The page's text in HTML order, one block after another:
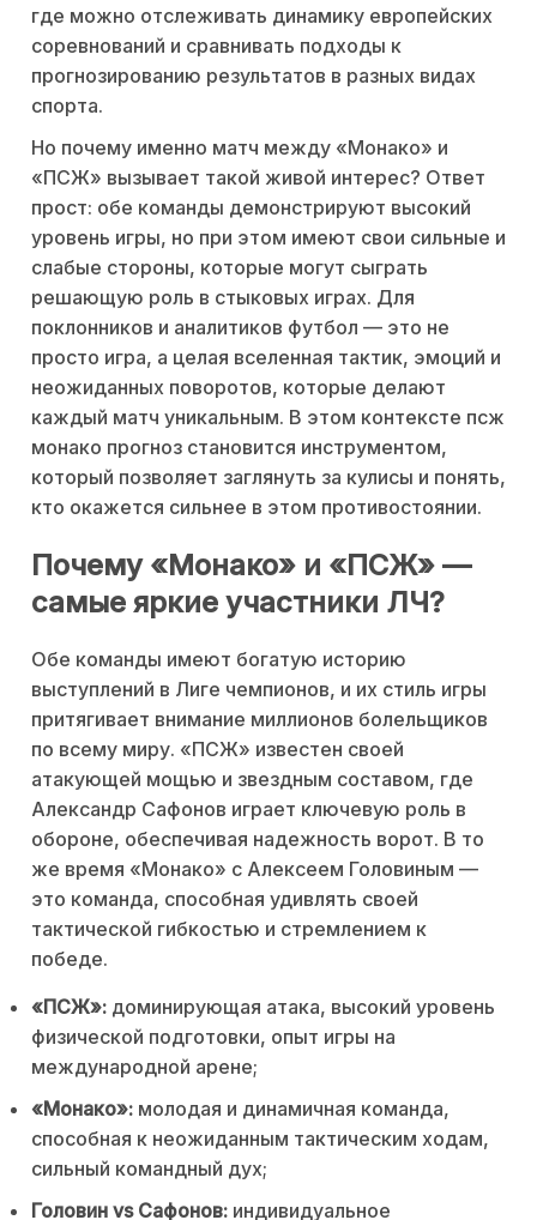
где можно отслеживать динамику европейских
соревнований и сравнивать подходы к
прогнозированию результатов в разных видах
спорта.
Но почему именно матч между «Монако» и
«ПСЖ» вызывает такой живой интерес? Ответ
прост: обе команды демонстрируют высокий
уровень игры, но при этом имеют свои сильные и
слабые стороны, которые могут сыграть
решающую роль в стыковых играх. Для
поклонников и аналитиков футбол — это не
просто игра, а целая вселенная тактик, эмоций и
неожиданных поворотов, которые делают
каждый матч уникальным. В этом контексте псж
монако прогноз становится инструментом,
который позволяет заглянуть за кулисы и понять,
кто окажется сильнее в этом противостоянии.
Почему «Монако» и «ПСЖ» —
самые яркие участники ЛЧ?
Обе команды имеют богатую историю
выступлений в Лиге чемпионов, и их стиль игры
притягивает внимание миллионов болельщиков
по всему миру. «ПСЖ» известен своей
атакующей мощью и звездным составом, где
Александр Сафонов играет ключевую роль в
обороне, обеспечивая надежность ворот. В то
же время «Монако» с Алексеем Головиным —
это команда, способная удивлять своей
тактической гибкостью и стремлением к
победе.
«ПСЖ»: доминирующая атака, высокий уровень
физической подготовки, опыт игры на
международной арене;
«Монако»: молодая и динамичная команда,
способная к неожиданным тактическим ходам,
сильный командный дух;
Головин vs Сафонов: индивидуальное